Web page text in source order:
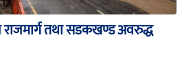
राजमार्ग तथा सडकखण्ड अवरुद्ध